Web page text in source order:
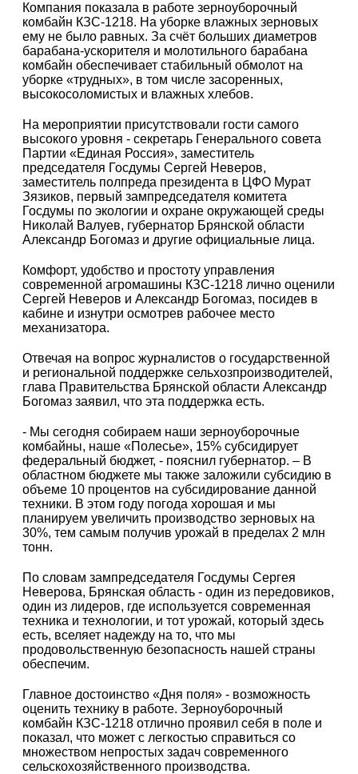
Компания показала в работе зерноуборочный
комбайн КЗС-1218. На уборке влажных зерновых
ему не было равных. За счёт больших диаметров
барабана-ускорителя и молотильного барабана
комбайн обеспечивает стабильный обмолот на
уборке «трудных», в том числе засоренных,
высокосоломистых и влажных хлебов.
На мероприятии присутствовали гости самого
высокого уровня - секретарь Генерального совета
Партии «Единая Россия», заместитель
председателя Госдумы Сергей Неверов,
заместитель полпреда президента в ЦФО Мурат
Зязиков, первый зампредседателя комитета
Госдумы по экологии и охране окружающей среды
Николай Валуев, губернатор Брянской области
Александр Богомаз и другие официальные лица.
Комфорт, удобство и простоту управления
современной агромашины КЗС-1218 лично оценили
Сергей Неверов и Александр Богомаз, посидев в
кабине и изнутри осмотрев рабочее место
механизатора.
Отвечая на вопрос журналистов о государственной
и региональной поддержке сельхозпроизводителей,
глава Правительства Брянской области Александр
Богомаз заявил, что эта поддержка есть.
- Мы сегодня собираем наши зерноуборочные
комбайны, наше «Полесье», 15% субсидирует
федеральный бюджет, - пояснил губернатор. – В
областном бюджете мы также заложили субсидию в
объеме 10 процентов на субсидирование данной
техники. В этом году погода хорошая и мы
планируем увеличить производство зерновых на
30%, тем самым получив урожай в пределах 2 млн
тонн.
По словам зампредседателя Госдумы Сергея
Неверова, Брянская область - один из передовиков,
один из лидеров, где используется современная
техника и технологии, и тот урожай, который здесь
есть, вселяет надежду на то, что мы
продовольственную безопасность нашей страны
обеспечим.
Главное достоинство «Дня поля» - возможность
оценить технику в работе. Зерноуборочный
комбайн КЗС-1218 отлично проявил себя в поле и
показал, что может с легкостью справиться со
множеством непростых задач современного
сельскохозяйственного производства.